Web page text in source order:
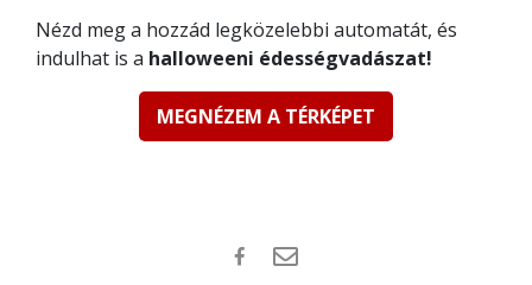
Nézd meg a hozzád legközelebbi automatát, és
indulhat is a halloweeni édességvadászat!
MEGNÉZEM A TÉRKÉPET